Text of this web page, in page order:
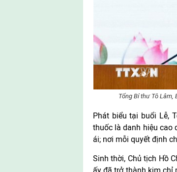
Tổng Bí thư Tô Lâm,
Phát biểu tại buổi Lễ,
thuốc là danh hiệu cao
ái; nơi mỗi quyết định
Sinh thời, Chủ tịch Hồ